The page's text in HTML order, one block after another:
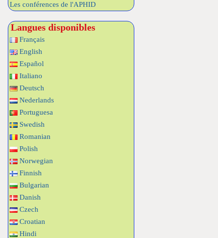
Les conférences de l'APHID
Langues disponibles
Français
English
Español
Italiano
Deutsch
Nederlands
Portuguesa
Swedish
Romanian
Polish
Norwegian
Finnish
Bulgarian
Danish
Czech
Croatian
Hindi